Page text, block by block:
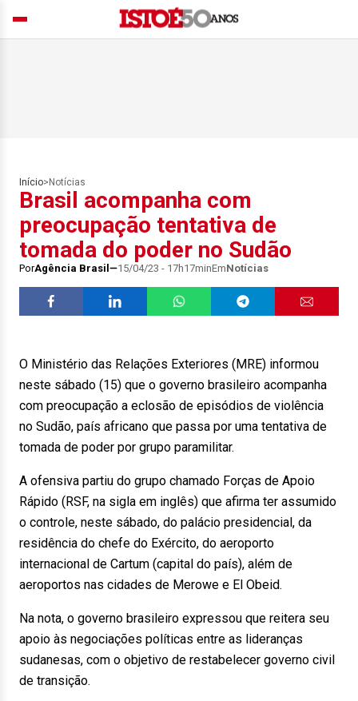
Início> Notícias
Brasil acompanha com
preocupação tentativa de
tomada do poder no Sudão
PorAgência Brasil 15/04/23 - 17h17minEmNotícias
O Ministério das Relações Exteriores (MRE) informou
neste sábado (15) que o governo brasileiro acompanha
com preocupação a eclosão de episódios de violência
no Sudão, país africano que passa por uma tentativa de
tomada de poder por grupo paramilitar.
A ofensiva partiu do grupo chamado Forças de Apoio
Rápido (RSF, na sigla em inglês) que afirma ter assumido
o controle, neste sábado, do palácio presidencial, da
residência do chefe do Exército, do aeroporto
internacional de Cartum (capital do país), além de
aeroportos nas cidades de Merowe e El Obeid.
Na nota, o governo brasileiro expressou que reitera seu
apoio às negociações políticas entre as lideranças
sudanesas, com o objetivo de restabelecer governo civil
de transição.